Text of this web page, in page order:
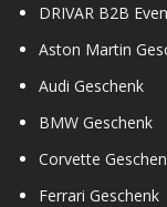
DRIVAR B2B
Aston Martin
Audi Geschenk
BMW Geschenk
Corvette
Ferrari Geschenk